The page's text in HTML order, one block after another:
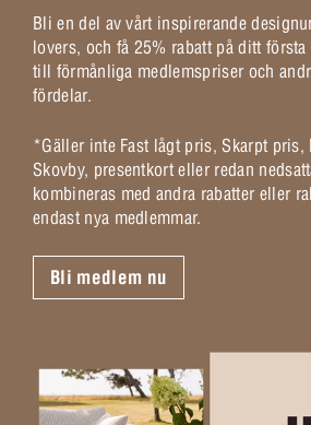
Bli en del av vårt inspirerande
lovers, och få 25% rabatt på ditt
till förmånliga medlemspriser och
fördelar.
*Gäller inte Fast lågt pris, Skarpt pris,
Skovby, presentkort eller redan
kombineras med andra rabatter eller
endast nya medlemmar.
Bli medlem nu